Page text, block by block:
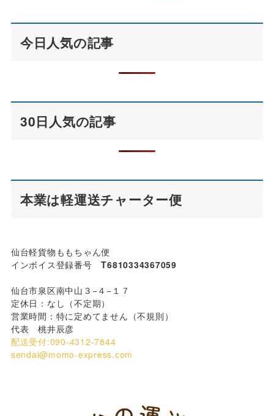
今日人気の記事
30日人気の記事
本業は軽運送チャーター便
仙台軽貨物ももちゃん便
インボイス登録番号T6810334367059
仙台市泉区南中山３−４−１７
定休日：なし（不定期）
営業時間：特に定めてません（不規則）
代表 桃井辰彦
配送受付:090-4312-7844
sendai@momo-express.com